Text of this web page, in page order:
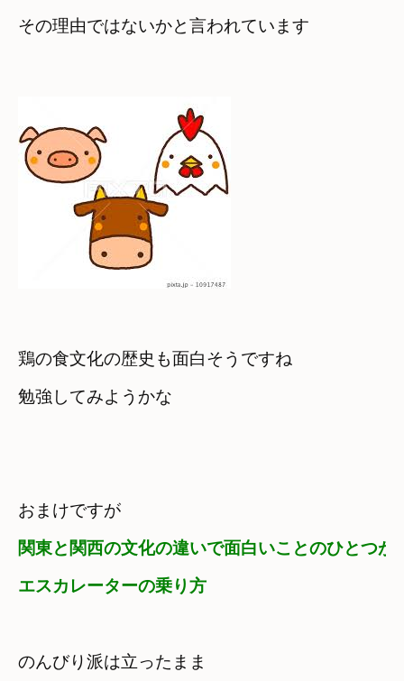
その理由ではないかと言われています
鶏の食文化の歴史も面白そうですね
勉強してみようかな
おまけですが
関東と関西の文化の違いで面白いことのひとつが
エスカレーターの乗り方
のんびり派は立ったまま